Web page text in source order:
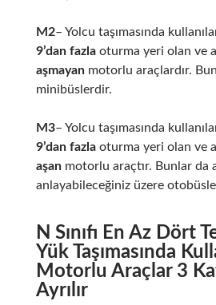
M2– Yolcu taşımasında
9’dan fazlaoturma yeri olan ve
aşmayanmotorlu araçlardır.
minibüslerdir.
M3– Yolcu taşımasında
9’dan fazlaoturma yeri olan ve
aşanmotorlu araçtır. Bunlar da
anlayabileceğiniz üzere
N Sınıfı En Az Dört
Yük Taşımasında
Motorlu Araçlar 3
Ayrılır